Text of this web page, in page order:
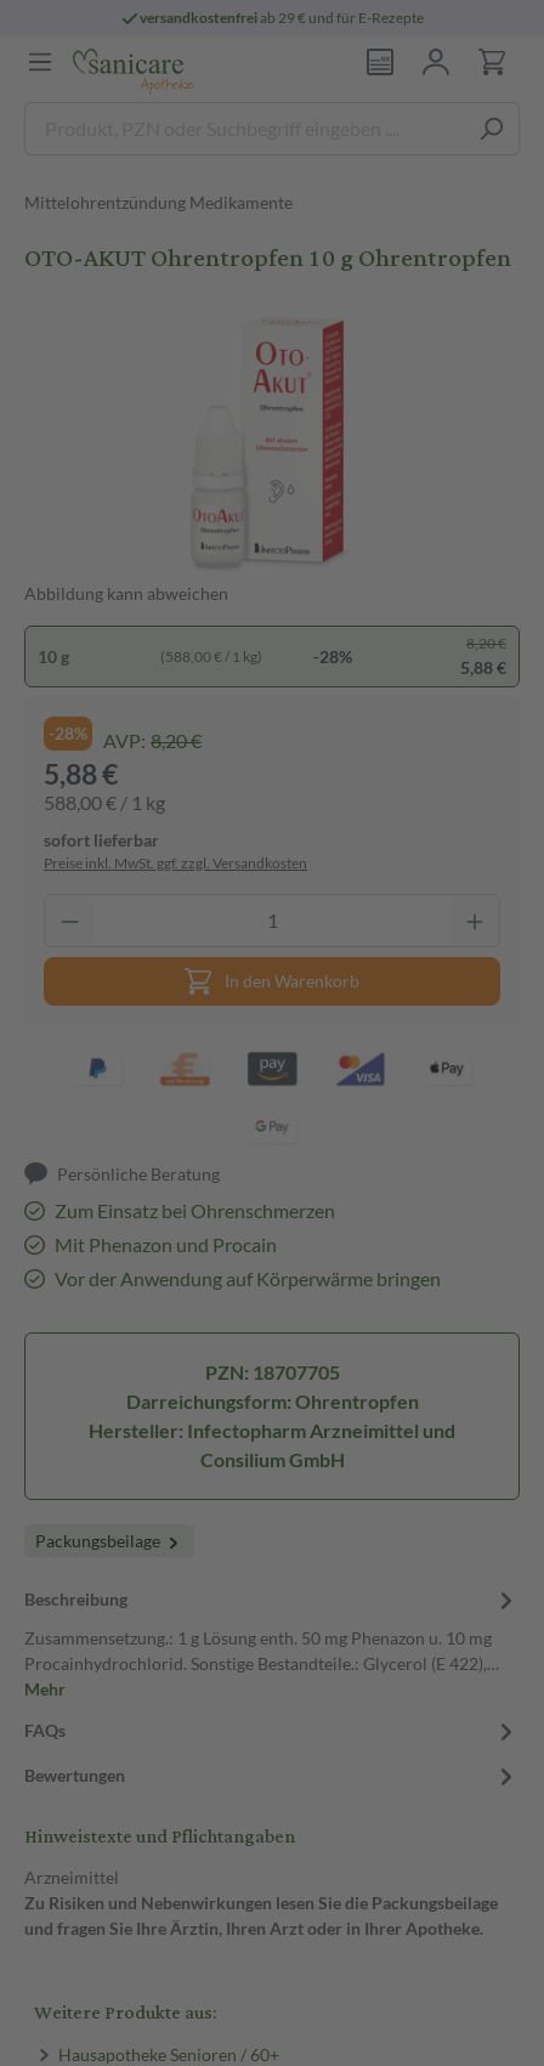
versandkostenfreiab 29 € und für E-Rezepte
Mittelohrentzündung Medikamente
OTO-AKUT Ohrentropfen 10 g Ohrentropfen
Abbildung kann abweichen
10 g (588,00 € / 1 kg) -28%
8,20 €
5,88 €
-28% AVP: 8,20 €
5,88 €
588,00 € / 1 kg
sofort lieferbar
Preise inkl. MwSt. ggf. zzgl. Versandkosten
In den Warenkorb
Persönliche Beratung
Zum Einsatz bei Ohrenschmerzen
Mit Phenazon und Procain
Vor der Anwendung auf Körperwärme bringen
PZN: 18707705
Darreichungsform: Ohrentropfen
Hersteller: Infectopharm Arzneimittel und
Consilium GmbH
Packungsbeilage
Beschreibung
Zusammensetzung.: 1 g Lösung enth. 50 mg Phenazon u. 10 mg
Procainhydrochlorid. Sonstige Bestandteile.: Glycerol (E 422),…
Mehr
FAQs
Bewertungen
Hinweistexte und Pflichtangaben
Arzneimittel
Zu Risiken und Nebenwirkungen lesen Sie die Packungsbeilage
und fragen Sie Ihre Ärztin, Ihren Arzt oder in Ihrer Apotheke.
Weitere Produkte aus:
Hausapotheke Senioren / 60+